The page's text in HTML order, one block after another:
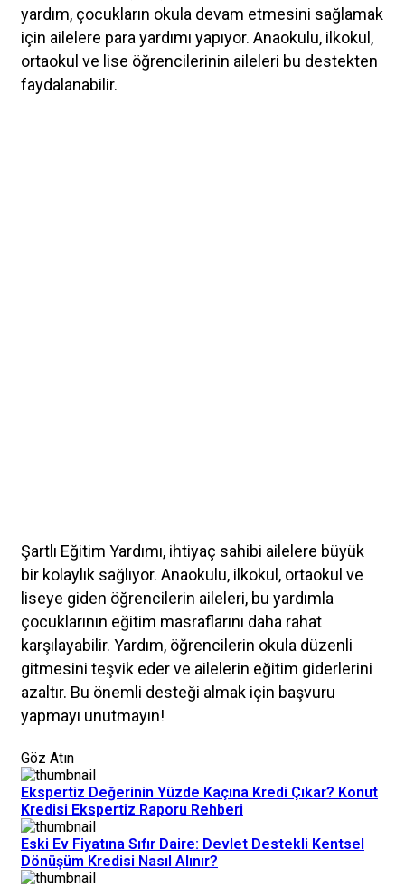
yardım, çocukların okula devam etmesini sağlamak
için ailelere para yardımı yapıyor. Anaokulu, ilkokul,
ortaokul ve lise öğrencilerinin aileleri bu destekten
faydalanabilir.
Şartlı Eğitim Yardımı, ihtiyaç sahibi ailelere büyük
bir kolaylık sağlıyor. Anaokulu, ilkokul, ortaokul ve
liseye giden öğrencilerin aileleri, bu yardımla
çocuklarının eğitim masraflarını daha rahat
karşılayabilir. Yardım, öğrencilerin okula düzenli
gitmesini teşvik eder ve ailelerin eğitim giderlerini
azaltır. Bu önemli desteği almak için başvuru
yapmayı unutmayın!
Göz Atın
Ekspertiz Değerinin Yüzde Kaçına Kredi Çıkar? Konut
Kredisi Ekspertiz Raporu Rehberi
Eski Ev Fiyatına Sıfır Daire: Devlet Destekli Kentsel
Dönüşüm Kredisi Nasıl Alınır?